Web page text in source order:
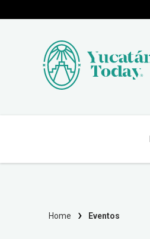
Home Eventos